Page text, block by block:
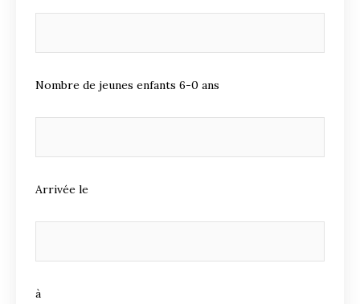
Nombre de jeunes enfants 6-0 ans
Arrivée le
à